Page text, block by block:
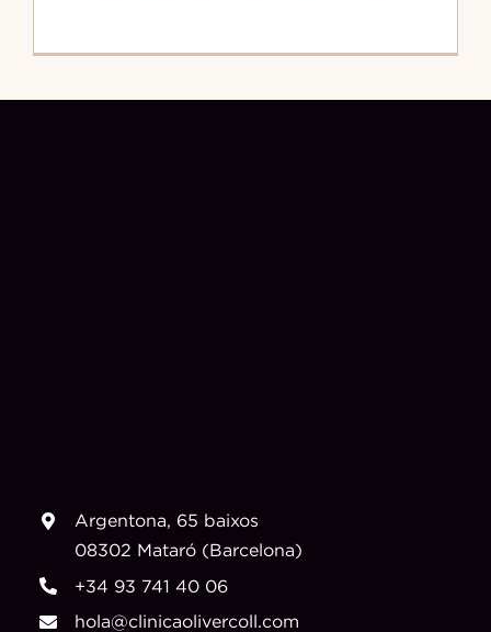
Argentona, 65 baixos
08302 Mataró (Barcelona)
+34 93 741 40 06
hola@clinicaolivercoll.com